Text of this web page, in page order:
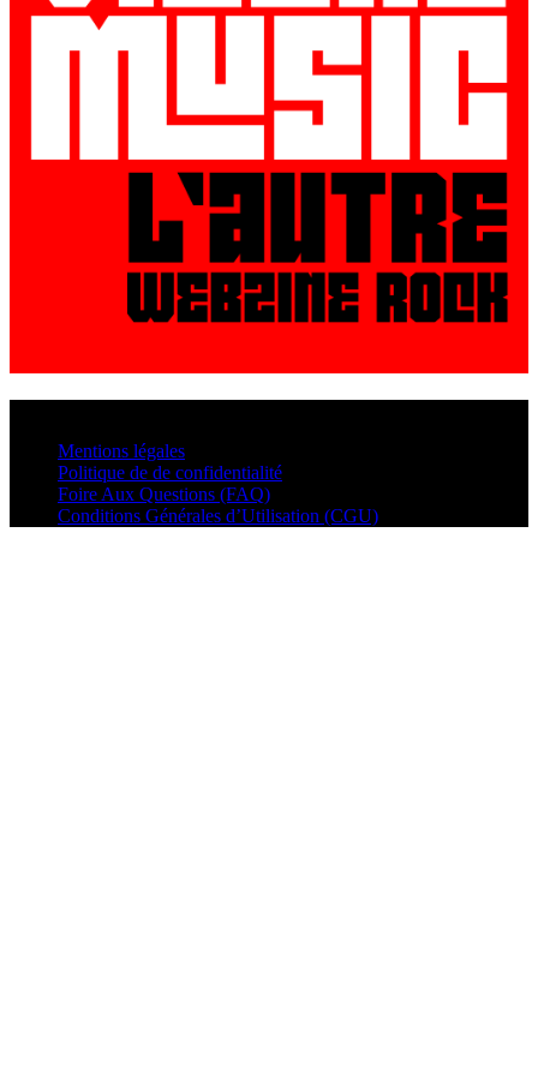
Mentions légales
Politique de de confidentialité
Foire Aux Questions (FAQ)
Conditions Générales d’Utilisation (CGU)